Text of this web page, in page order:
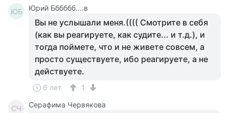
ЮБ Юрий Бббббб....в
Вы не услышали меня.(((( Смотрите в себя
(как вы реагируете, как судите... и т.д.), и
тогда поймете, что и не живете совсем, а
просто существуете, ибо реагируете, а не
действуете.
6 лет 1
СЧ Серафима Червякова